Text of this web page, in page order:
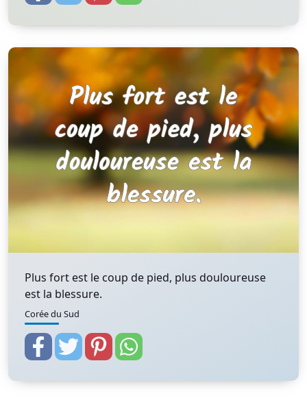
Plus fort est le coup de pied, plus douloureuse
est la blessure.
Corée du Sud